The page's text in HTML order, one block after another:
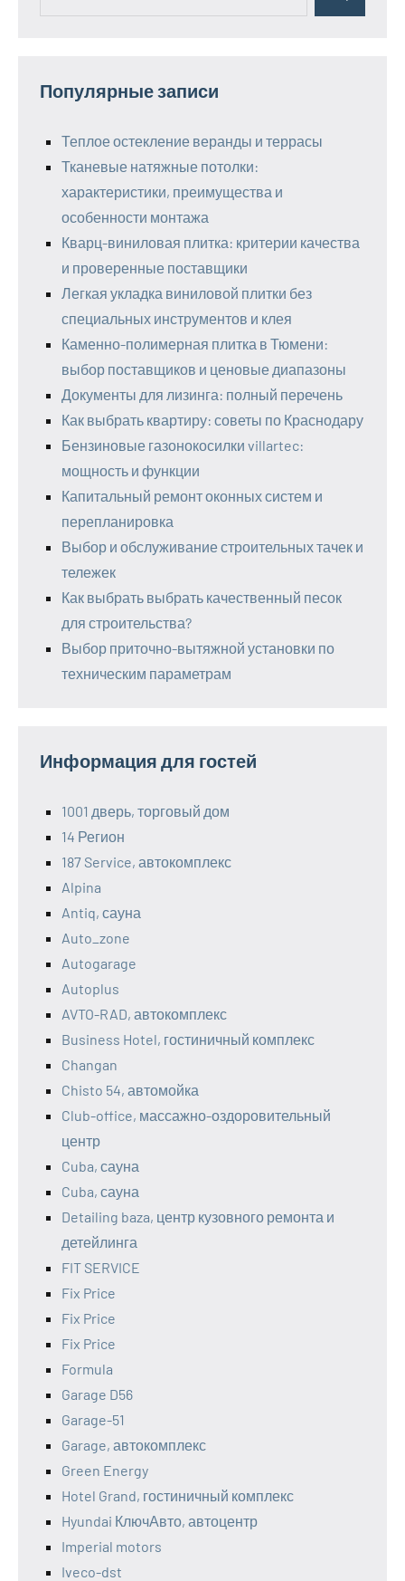
Популярные записи
Теплое остекление веранды и террасы
Тканевые натяжные потолки:
характеристики, преимущества и
особенности монтажа
Кварц-виниловая плитка: критерии качества
и проверенные поставщики
Легкая укладка виниловой плитки без
специальных инструментов и клея
Каменно-полимерная плитка в Тюмени:
выбор поставщиков и ценовые диапазоны
Документы для лизинга: полный перечень
Как выбрать квартиру: советы по Краснодару
Бензиновые газонокосилки villartec:
мощность и функции
Капитальный ремонт оконных систем и
перепланировка
Выбор и обслуживание строительных тачек и
тележек
Как выбрать выбрать качественный песок
для строительства?
Выбор приточно-вытяжной установки по
техническим параметрам
Информация для гостей
1001 дверь, торговый дом
14 Регион
187 Service, автокомплекс
Alpina
Antiq, сауна
Auto_zone
Autogarage
Autoplus
AVTO-RAD, автокомплекс
Business Hotel, гостиничный комплекс
Changan
Chisto 54, автомойка
Club-office, массажно-оздоровительный
центр
Cuba, сауна
Cuba, сауна
Detailing baza, центр кузовного ремонта и
детейлинга
FIT SERVICE
Fix Price
Fix Price
Fix Price
Formula
Garage D56
Garage-51
Garage, автокомплекс
Green Energy
Hotel Grand, гостиничный комплекс
Hyundai КлючАвто, автоцентр
Imperial motors
Iveco-dst